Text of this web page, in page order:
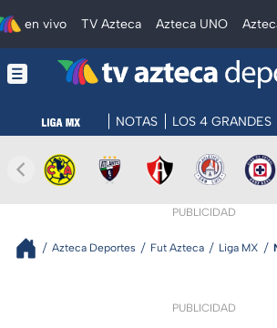
en vivo TV Azteca Azteca UNO
NOTAS LOS 4 GRANDES
PUBLICIDAD
Azteca Deportes Fut Azteca Liga MX
PUBLICIDAD